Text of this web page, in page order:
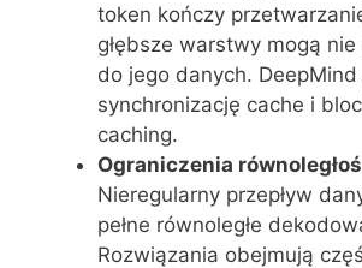
token kończy
głębsze warstwy mogą
do jego danych.
synchronizację cache i
caching.
Ograniczenia
Nieregularny przepływ
pełne równoległe
Rozwiązania obejmują